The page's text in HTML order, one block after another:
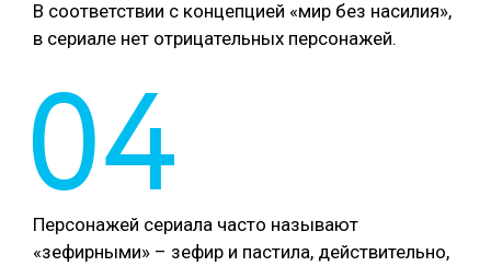
В соответствии с концепцией «мир без насилия»,
в сериале нет отрицательных персонажей.
04
Персонажей сериала часто называют
«зефирными» – зефир и пастила, действительно,